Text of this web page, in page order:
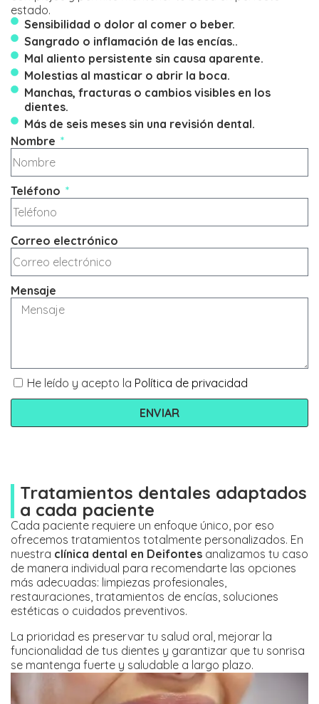
Nombre
Teléfono
Correo electrónico
Mensaje
He leído y acepto la Política de privacidad
ENVIAR
estado.
Sensibilidad o dolor al comer o beber.
Sangrado o inflamación de las encías..
Mal aliento persistente sin causa aparente.
Molestias al masticar o abrir la boca.
Manchas, fracturas o cambios visibles en los
dientes.
Más de seis meses sin una revisión dental.
Tratamientos dentales adaptados
a cada paciente
Cada paciente requiere un enfoque único, por eso
ofrecemos tratamientos totalmente personalizados. En
nuestra clínica dental en Deifontes analizamos tu caso
de manera individual para recomendarte las opciones
más adecuadas: limpiezas profesionales,
restauraciones, tratamientos de encías, soluciones
estéticas o cuidados preventivos.
La prioridad es preservar tu salud oral, mejorar la
funcionalidad de tus dientes y garantizar que tu sonrisa
se mantenga fuerte y saludable a largo plazo.